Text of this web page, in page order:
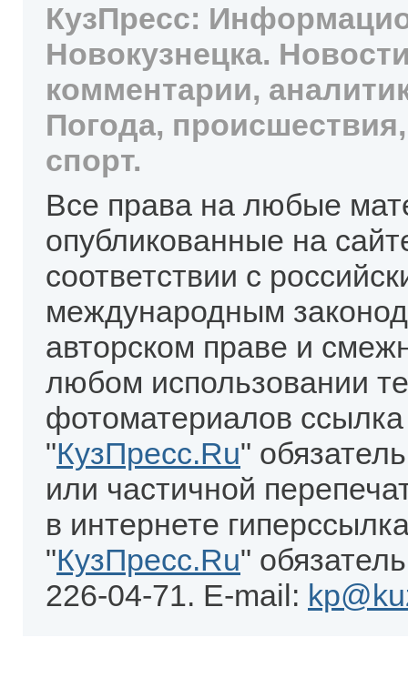
КузПресс:
Новокузнецка.
комментарии,
Погода,
спорт.
Все права на любые
опубликованные на
соответствии с
международным
авторском праве и
любом использовании
фотоматериалов
"КузПресс.Ru"
или частичной
в интернете
"КузПресс.Ru"
226-04-71. E-mail: